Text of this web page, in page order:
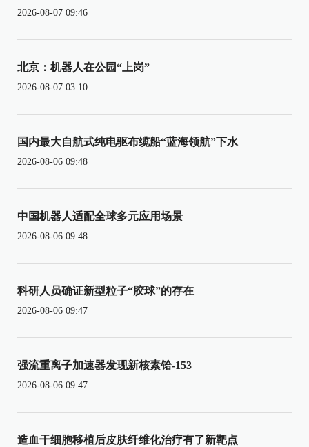
2026-08-07 09:46
北京：机器人在公园“上岗”
2026-08-07 03:10
国内最大自航式纯电驱布缆船“蓝海领航”下水
2026-08-06 09:48
中国机器人适配全球多元应用场景
2026-08-06 09:48
科研人员确证新型粒子“胶球”的存在
2026-08-06 09:47
强流重离子加速器发现新核素铪-153
2026-08-06 09:47
造血干细胞移植后皮肤纤维化治疗有了新靶点